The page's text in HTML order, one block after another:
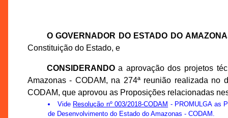
O GOVERNADOR DO ESTADO DO
Constituição do Estado, e
CONSIDERANDOa aprovação dos projetos
Amazonas - CODAM, na 274ª reunião realizada no
CODAM, que aprovou as Proposições relacionadas
Vide Resolução nº 003/2018-CODAM - PROMULGA as
de Desenvolvimento do Estado do Amazonas - CODAM.